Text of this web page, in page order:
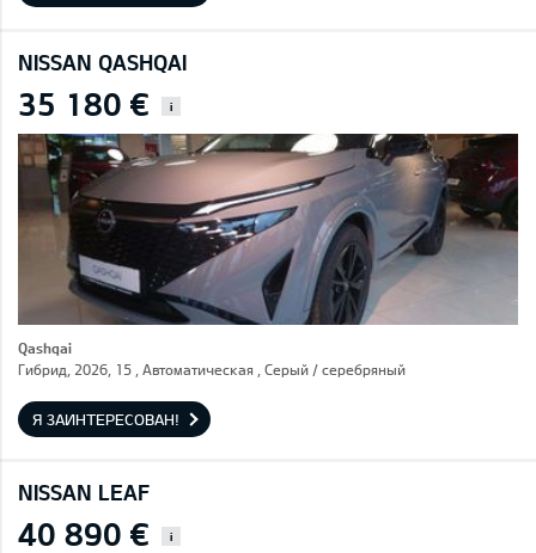
NISSAN QASHQAI
35 180 € i
Qashqai
Гибрид, 2026, 15 , Автоматическая , Серый / cеребряный
Я ЗАИНТЕРЕСОВАН!
NISSAN LEAF
40 890 € i